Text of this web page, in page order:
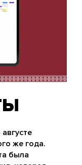
же года.
была